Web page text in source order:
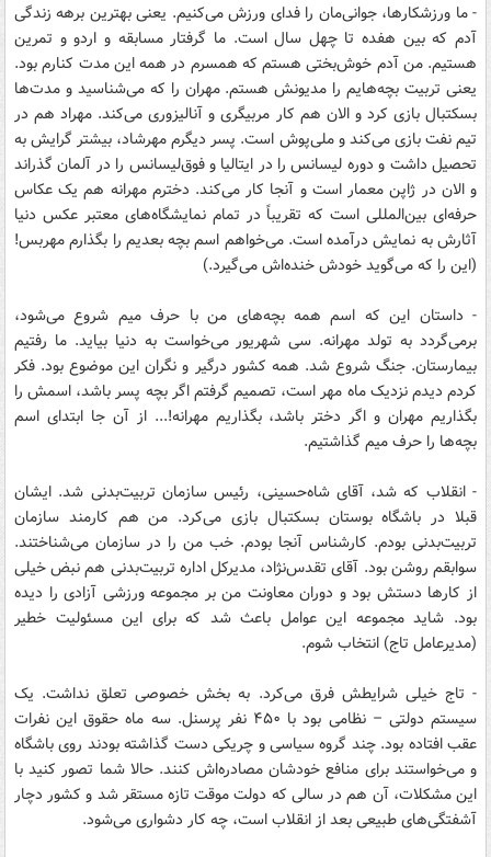
- ما ورزشکارها، جوانی‌مان را فدای ورزش می‌کنیم. یعنی بهترین برهه زندگی
آدم که بین هفده تا چهل سال است. ما گرفتار مسابقه و اردو و تمرین
هستیم. من آدم خوش‌بختی هستم که همسرم در همه این مدت کنارم بود.
یعنی تربیت بچه‌هایم را مدیونش هستم. مهران را که می‌شناسید و مدت‌ها
بسکتبال بازی کرد و الان هم کار مربیگری و آنالیزوری می‌کند. مهراد هم در
تیم نفت بازی می‌کند و ملی‌پوش است. پسر دیگرم مهرشاد، بیشتر گرایش به
تحصیل داشت و دوره لیسانس را در ایتالیا و فوق‌لیسانس را در آلمان گذراند
و الان در ژاپن معمار است و آنجا کار می‌کند. دخترم مهرانه هم یک عکاس
حرفه‌ای بین‌المللی است که تقریباً در تمام نمایشگاه‌های معتبر عکس دنیا
آثارش به نمایش درآمده است. می‌خواهم اسم بچه بعدیم را بگذارم مهربس!
(این را که می‌گوید خودش خنده‌اش می‌گیرد.)
- داستان این‌ که اسم همه بچه‌های من با حرف میم شروع می‌شود،
برمی‌گردد به تولد مهرانه. سی شهریور می‌خواست به دنیا بیاید. ما رفتیم
بیمارستان. جنگ شروع شد. همه کشور درگیر و نگران این موضوع بود. فکر
کردم دیدم نزدیک ماه مهر است، تصمیم گرفتم اگر بچه پسر باشد، اسمش را
بگذاریم مهران و اگر دختر باشد، بگذاریم مهرانه!... از آن‌ جا ابتدای اسم
بچه‌ها را حرف میم گذاشتیم.
- انقلاب که شد، آقای شاه‌حسینی، رئیس سازمان تربیت‌بدنی شد. ایشان
قبلا در باشگاه بوستان بسکتبال بازی می‌کرد. من هم کارمند سازمان
تربیت‌بدنی بودم. کارشناس آنجا بودم. خب من را در سازمان می‌شناختند.
سوابقم روشن بود. آقای تقدس‌نژاد، مدیرکل اداره تربیت‌بدنی هم نبض خیلی
از کارها دستش بود و دوران معاونت من بر مجموعه ورزشی آزادی را دیده
بود. شاید مجموعه این عوامل باعث شد که برای این مسئولیت خطیر
(مدیرعامل تاج) انتخاب شوم.
- تاج خیلی شرایطش فرق می‌کرد. به بخش خصوصی تعلق نداشت. یک
سیستم دولتی – نظامی بود با ۴۵۰ نفر پرسنل. سه ماه حقوق این نفرات
عقب افتاده بود. چند گروه سیاسی و چریکی دست گذاشته بودند روی باشگاه
و می‌خواستند برای منافع خودشان مصادره‌اش کنند. حالا شما تصور کنید با
این مشکلات، آن هم در سالی که دولت موقت تازه مستقر شد و کشور دچار
آشفتگی‌های طبیعی بعد از انقلاب است، چه کار دشواری می‌شود.